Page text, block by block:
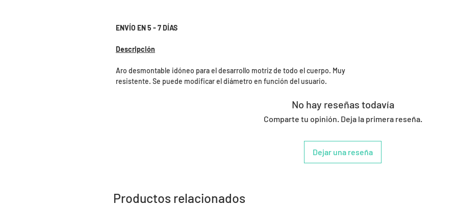
ENVÍO EN 5 - 7 DÍAS
Descripción
Aro desmontable idóneo para el desarrollo motriz de todo el cuerpo. Muy
resistente. Se puede modificar el diámetro en función del usuario.
No hay reseñas todavía
Comparte tu opinión. Deja la primera reseña.
Dejar una reseña
Productos relacionados